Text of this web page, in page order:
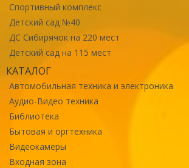
Спортивный комплекс
Детский сад №40
ДС Сибирячок на 220 мест
Детский сад на 115 мест
КАТАЛОГ
Автомобильная техника и электроника
Аудио-Видео техника
Библиотека
Бытовая и оргтехника
Видеокамеры
Входная зона